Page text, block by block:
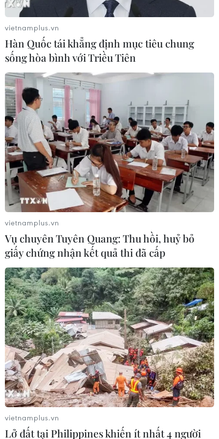
EU tuyên bố vượt qua
“phép thử” an ninh biên
giới sau khủng hoảng
Ceuta
05/08/2026 00:37
Nga và Ukraine tiếp tục tấn
04/08/2026 15:54
Pháp ghi nhận tháng 7
04/08/2026 15:17
Tây Ban Nha phát trực tiếp
cao 9.000 m
04/08/2026 13:23
Tàu chở hàng của Thổ Nhĩ
Kỳ bị tấn công trên Biển
Đen
04/08/2026 05:54
Vì sao Google khiến Mỹ và
EU đối đầu về chủ quyền
số?
04/08/2026 04:13
vietnamplus.vn
Hàn Quốc tái khẳng định mục tiêu chung
sống hòa bình với Triều Tiên
vietnamplus.vn
Vụ chuyên Tuyên Quang: Thu hồi, huỷ bỏ
giấy chứng nhận kết quả thi đã cấp
vietnamplus.vn
Lở đất tại Philippines khiến ít nhất 4 người